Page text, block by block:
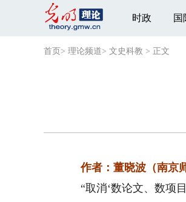
时政 国
首页 > 理论频道> 文史科教 > 正文
作者：董晓波（南京
“取消‘数论文、数项目